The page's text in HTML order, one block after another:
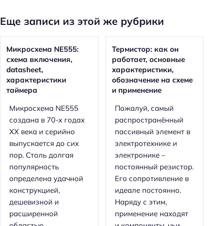
Еще записи из этой же рубрики
Микросхема NE555:
схема включения,
datasheet,
характеристики
таймера
Микросхема NE555
создана в 70-х годах
XX века и серийно
выпускается до сих
пор. Столь долгая
популярность
определена удачной
конструкцией,
дешевизной и
расширенной
Термистор: как он
работает, основные
характеристики,
обозначение на схеме
и применение
Пожалуй, самый
распространённый
пассивный элемент в
электротехнике и
электронике –
постоянный резистор.
Его сопротивление в
идеале постоянно.
Наряду с этим,
применение находят